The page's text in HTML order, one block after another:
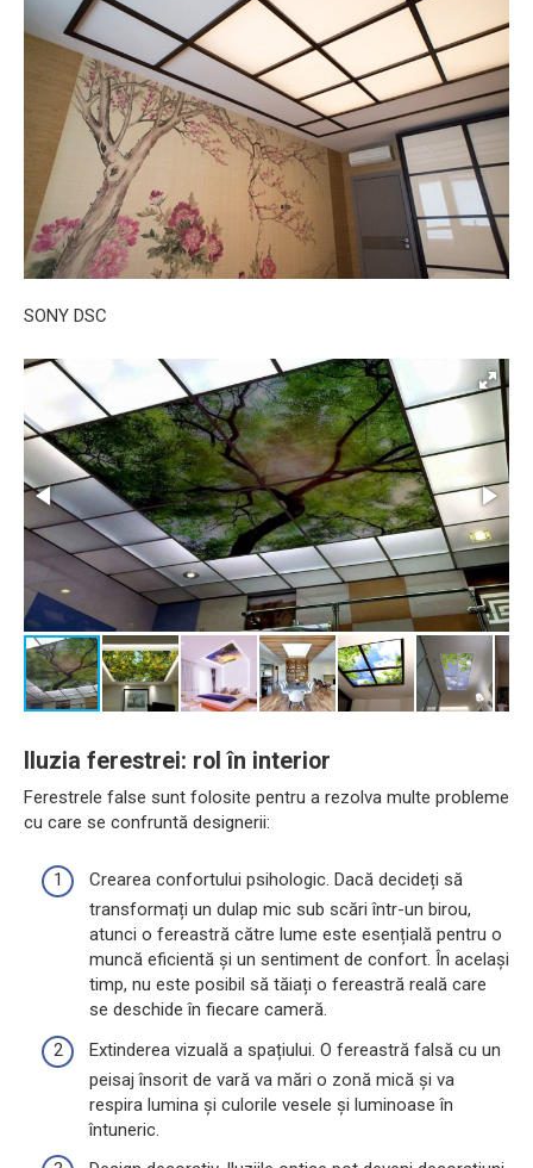
SONY DSC
Iluzia ferestrei: rol în interior
Ferestrele false sunt folosite pentru a rezolva multe probleme
cu care se confruntă designerii:
Crearea confortului psihologic. Dacă decideți să
transformați un dulap mic sub scări într-un birou,
atunci o fereastră către lume este esențială pentru o
muncă eficientă și un sentiment de confort. În același
timp, nu este posibil să tăiați o fereastră reală care
se deschide în fiecare cameră.
Extinderea vizuală a spațiului. O fereastră falsă cu un
peisaj însorit de vară va mări o zonă mică și va
respira lumina și culorile vesele și luminoase în
întuneric.